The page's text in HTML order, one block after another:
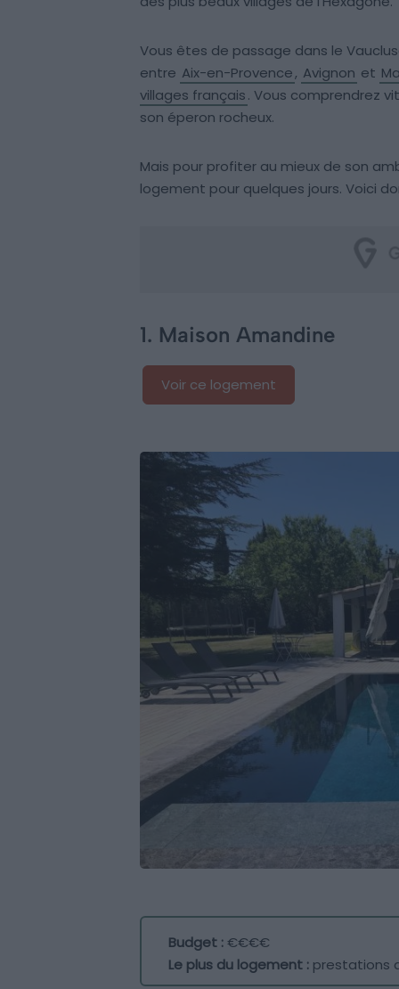
Vous êtes de passage dans le
entre Aix-en-Provence, Avignon et
villages français. Vous comprendrez
son éperon rocheux.
Mais pour profiter au mieux de son
logement pour quelques jours. Voici
1. Maison Amandine
Voir ce logement
Budget :€€€€
Le plus du logement : prestations